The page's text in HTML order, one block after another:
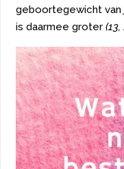
geboortegewicht van
is daarmee groter(13,